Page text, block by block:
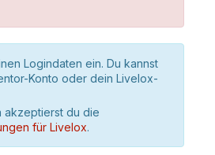
Logindaten ein. Du kannst
Konto oder dein Livelox-
akzeptierst du die
für Livelox.